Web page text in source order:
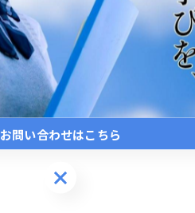
お問い合わせはこちら
お問い合わせはこちら